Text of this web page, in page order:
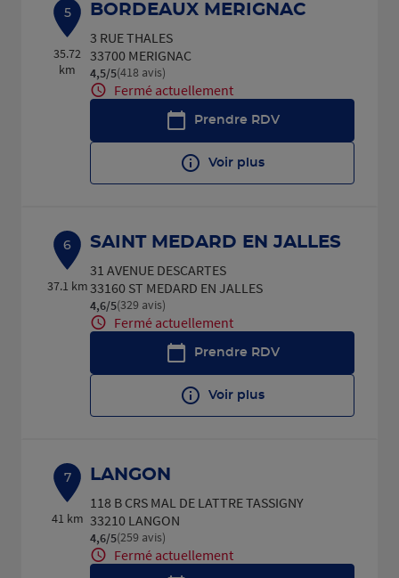
5
35.72
km
BORDEAUX MERIGNAC
3 RUE THALES
33700 MERIGNAC
4,5/5Note de 4.5 sur 5
(418 avis)
Fermé actuellement
Prendre RDV
Voir plus
6
37.1 km
SAINT MEDARD EN JALLES
31 AVENUE DESCARTES
33160 ST MEDARD EN JALLES
4,6/5Note de 4.6 sur 5
(329 avis)
Fermé actuellement
Prendre RDV
Voir plus
7
41 km
LANGON
118 B CRS MAL DE LATTRE TASSIGNY
33210 LANGON
4,6/5Note de 4.6 sur 5
(259 avis)
Fermé actuellement